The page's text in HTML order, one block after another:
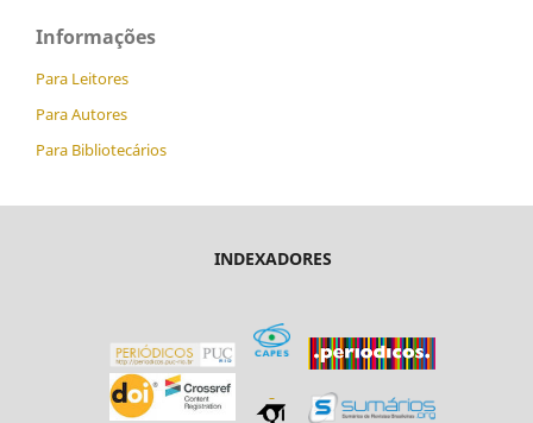
Informações
Para Leitores
Para Autores
Para Bibliotecários
INDEXADORES